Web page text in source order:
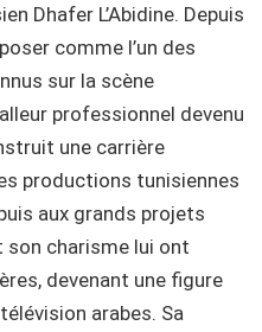
Dhafer L’Abidine. Depuis
comme l’un des
sur la scène
professionnel devenu
une carrière
productions tunisiennes
aux grands projets
son charisme lui ont
devenant une figure
arabes. Sa